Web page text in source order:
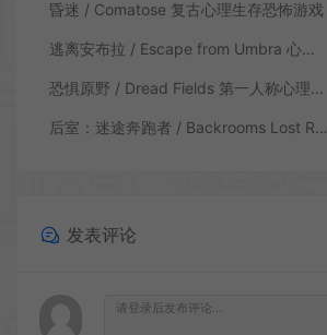
昏迷 / Comatose 复古心理生存恐怖游戏
逃离安布拉 / Escape from Umbra 心理生存恐怖解谜游戏
恐惧原野 / Dread Fields 第一人称心理恐怖游戏
后室：迷途奔跑者 / Backrooms Lost Runners 生存恐怖游戏
发表评论